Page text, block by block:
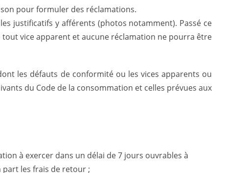
pour formuler des réclamations.
justificatifs y afférents (photos notamment). Passé ce
vice apparent et aucune réclamation ne pourra être
les défauts de conformité ou les vices apparents ou
du Code de la consommation et celles prévues aux
à exercer dans un délai de 7 jours ouvrables à
part les frais de retour ;